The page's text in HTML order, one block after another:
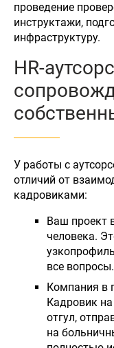
проведение
инструктажи,
инфраструктуру.
HR-
У работы с
отличий от
кадровиками:
Ваш проект
человека.
все вопросы.
Компания в
Кадровик
отгул,
на